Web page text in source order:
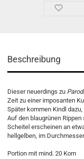
Beschreibung
Dieser neuerdings zu
Zeit zu einer imposanten
Später kommen Kindl
Auf den blaugrünen
Scheitel erscheinen an
hellgelben, im
Portion mit mind. 20 Korn